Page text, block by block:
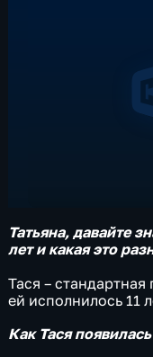
Татьяна, давайте
лет и какая это
Тася –
ей исполнилось 11
Как Тася